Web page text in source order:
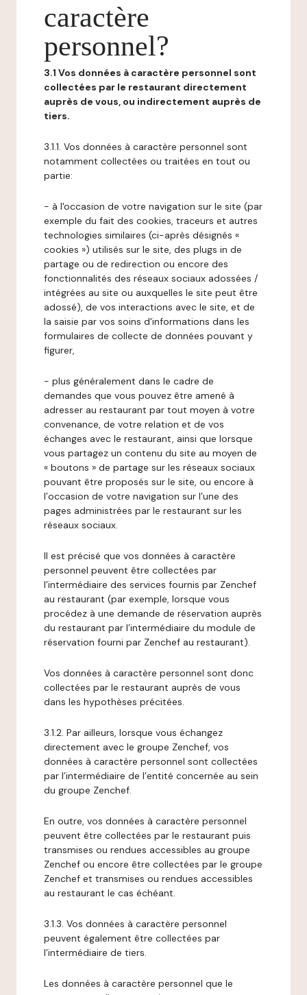
caractère
personnel?
3.1 Vos données à caractère personnel sont
collectées par le restaurant directement
auprès de vous, ou indirectement auprès de
tiers.
3.1.1. Vos données à caractère personnel sont
notamment collectées ou traitées en tout ou
partie:
- à l'occasion de votre navigation sur le site (par
exemple du fait des cookies, traceurs et autres
technologies similaires (ci-après désignés «
cookies ») utilisés sur le site, des plugs in de
partage ou de redirection ou encore des
fonctionnalités des réseaux sociaux adossées /
intégrées au site ou auxquelles le site peut être
adossé), de vos interactions avec le site, et de
la saisie par vos soins d'informations dans les
formulaires de collecte de données pouvant y
figurer,
- plus généralement dans le cadre de
demandes que vous pouvez être amené à
adresser au restaurant par tout moyen à votre
convenance, de votre relation et de vos
échanges avec le restaurant, ainsi que lorsque
vous partagez un contenu du site au moyen de
« boutons » de partage sur les réseaux sociaux
pouvant être proposés sur le site, ou encore à
l’occasion de votre navigation sur l’une des
pages administrées par le restaurant sur les
réseaux sociaux.
Il est précisé que vos données à caractère
personnel peuvent être collectées par
l’intermédiaire des services fournis par Zenchef
au restaurant (par exemple, lorsque vous
procédez à une demande de réservation auprès
du restaurant par l’intermédiaire du module de
réservation fourni par Zenchef au restaurant).
Vos données à caractère personnel sont donc
collectées par le restaurant auprès de vous
dans les hypothèses précitées.
3.1.2. Par ailleurs, lorsque vous échangez
directement avec le groupe Zenchef, vos
données à caractère personnel sont collectées
par l’intermédiaire de l’entité concernée au sein
du groupe Zenchef.
En outre, vos données à caractère personnel
peuvent être collectées par le restaurant puis
transmises ou rendues accessibles au groupe
Zenchef ou encore être collectées par le groupe
Zenchef et transmises ou rendues accessibles
au restaurant le cas échéant.
3.1.3. Vos données à caractère personnel
peuvent également être collectées par
l’intermédiaire de tiers.
Les données à caractère personnel que le